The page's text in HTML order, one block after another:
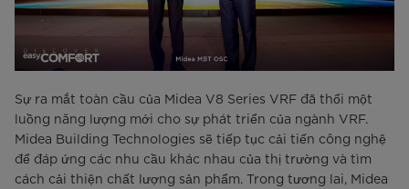
Sự ra mắt toàn cầu của Midea V8 Series VRF đã thổi một
luồng năng lượng mới cho sự phát triển của ngành VRF.
Midea Building Technologies sẽ tiếp tục cải tiến công nghệ
để đáp ứng các nhu cầu khác nhau của thị trường và tìm
cách cải thiện chất lượng sản phẩm. Trong tương lai, Midea